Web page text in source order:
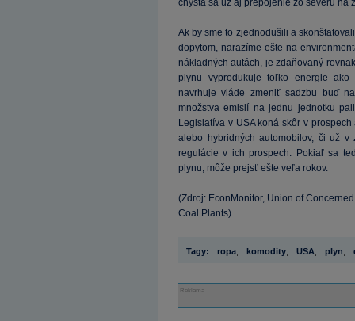
chystá sa už aj prepojenie zo severu na
Ak by sme to zjednodušili a
dopytom, narazíme ešte na
nákladných autách, je zdaňovaný
plynu vyprodukuje toľko energie ako
navrhuje vláde zmeniť sadzbu buď
množstva emisií na jednu jednotku
Legislatíva v USA koná skôr v
alebo hybridných automobilov, či už
regulácie v ich prospech. Pokiaľ sa
plynu, môže prejsť ešte veľa rokov.
(Zdroj: EconMonitor, Union of
Coal Plants)
Tagy: ropa komodity USA plyn
Reklama